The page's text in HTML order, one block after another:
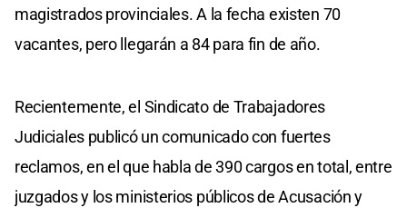
magistrados provinciales. A la fecha existen 70
vacantes, pero llegarán a 84 para fin de año.
Recientemente, el Sindicato de Trabajadores
Judiciales publicó un comunicado con fuertes
reclamos, en el que habla de 390 cargos en total, entre
juzgados y los ministerios públicos de Acusación y